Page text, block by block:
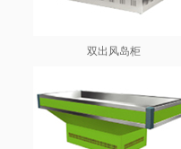
双出风岛柜